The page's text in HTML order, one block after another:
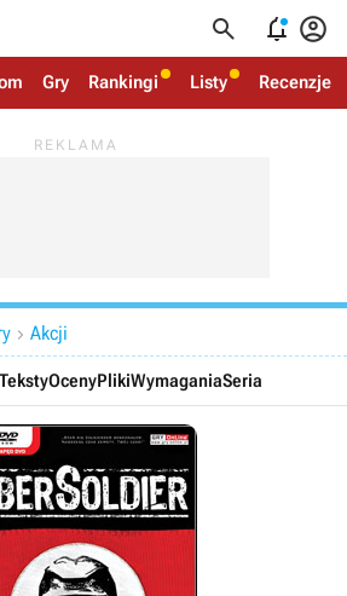
  
Gry Rankingi Listy Recenzje
 Akcji
OcenyPlikiWymaganiaSeria